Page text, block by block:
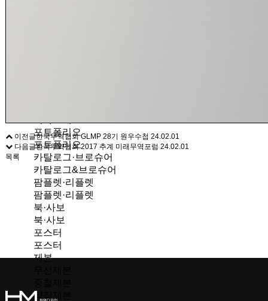
포트폴리오
포트폴리오
카탈로그·브로슈어
카탈로그&브로슈어
팜플렛·리플렛
팜플렛·리플렛
북·사보
북·사보
포스터
포스터
제본
양장제본
이전글한국무역협회 GLMP 28기 원우수첩 24.02.01
다음글한국무역협회 2017 추계 미래무역포럼 24.02.01
목록